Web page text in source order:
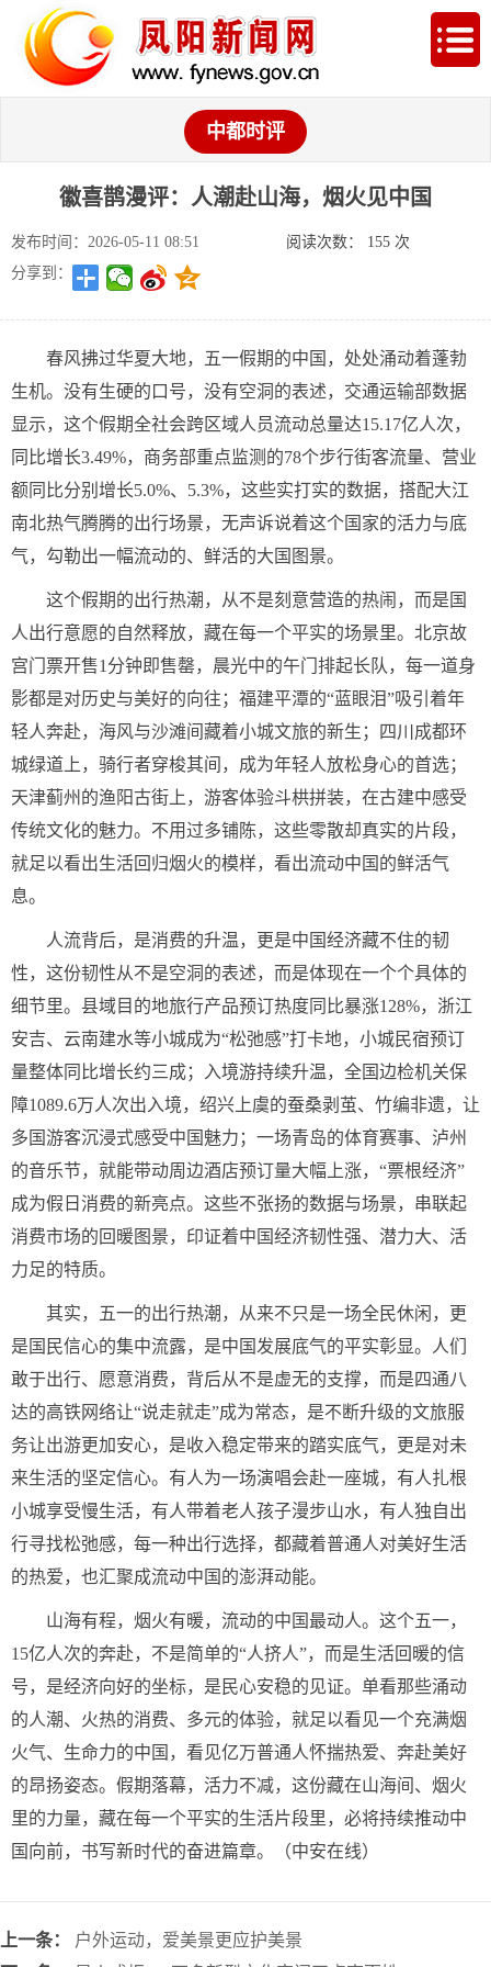
中都时评
徽喜鹊漫评：人潮赴山海，烟火见中国
发布时间：2026-05-11 08:51 阅读次数： 155 次
分享到：
春风拂过华夏大地，五一假期的中国，处处涌动着蓬勃
生机。没有生硬的口号，没有空洞的表述，交通运输部数据
显示，这个假期全社会跨区域人员流动总量达15.17亿人次，
同比增长3.49%，商务部重点监测的78个步行街客流量、营业
额同比分别增长5.0%、5.3%，这些实打实的数据，搭配大江
南北热气腾腾的出行场景，无声诉说着这个国家的活力与底
气，勾勒出一幅流动的、鲜活的大国图景。
这个假期的出行热潮，从不是刻意营造的热闹，而是国
人出行意愿的自然释放，藏在每一个平实的场景里。北京故
宫门票开售1分钟即售罄，晨光中的午门排起长队，每一道身
影都是对历史与美好的向往；福建平潭的“蓝眼泪”吸引着年
轻人奔赴，海风与沙滩间藏着小城文旅的新生；四川成都环
城绿道上，骑行者穿梭其间，成为年轻人放松身心的首选；
天津蓟州的渔阳古街上，游客体验斗栱拼装，在古建中感受
传统文化的魅力。不用过多铺陈，这些零散却真实的片段，
就足以看出生活回归烟火的模样，看出流动中国的鲜活气
息。
人流背后，是消费的升温，更是中国经济藏不住的韧
性，这份韧性从不是空洞的表述，而是体现在一个个具体的
细节里。县域目的地旅行产品预订热度同比暴涨128%，浙江
安吉、云南建水等小城成为“松弛感”打卡地，小城民宿预订
量整体同比增长约三成；入境游持续升温，全国边检机关保
障1089.6万人次出入境，绍兴上虞的蚕桑剥茧、竹编非遗，让
多国游客沉浸式感受中国魅力；一场青岛的体育赛事、泸州
的音乐节，就能带动周边酒店预订量大幅上涨，“票根经济”
成为假日消费的新亮点。这些不张扬的数据与场景，串联起
消费市场的回暖图景，印证着中国经济韧性强、潜力大、活
力足的特质。
其实，五一的出行热潮，从来不只是一场全民休闲，更
是国民信心的集中流露，是中国发展底气的平实彰显。人们
敢于出行、愿意消费，背后从不是虚无的支撑，而是四通八
达的高铁网络让“说走就走”成为常态，是不断升级的文旅服
务让出游更加安心，是收入稳定带来的踏实底气，更是对未
来生活的坚定信心。有人为一场演唱会赴一座城，有人扎根
小城享受慢生活，有人带着老人孩子漫步山水，有人独自出
行寻找松弛感，每一种出行选择，都藏着普通人对美好生活
的热爱，也汇聚成流动中国的澎湃动能。
山海有程，烟火有暖，流动的中国最动人。这个五一，
15亿人次的奔赴，不是简单的“人挤人”，而是生活回暖的信
号，是经济向好的坐标，是民心安稳的见证。单看那些涌动
的人潮、火热的消费、多元的体验，就足以看见一个充满烟
火气、生命力的中国，看见亿万普通人怀揣热爱、奔赴美好
的昂扬姿态。假期落幕，活力不减，这份藏在山海间、烟火
里的力量，藏在每一个平实的生活片段里，必将持续推动中
国向前，书写新时代的奋进篇章。（中安在线）
上一条：
户外运动，爱美景更应护美景